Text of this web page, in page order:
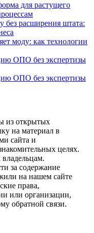
для растущего
без расширения штата:
моду: как технологии
ОПО без экспертизы
ОПО без экспертизы
из открытых
на материал в
сайта и
целях.
за содержание
на нашем сайте
права,
или организации,
обратной связи.